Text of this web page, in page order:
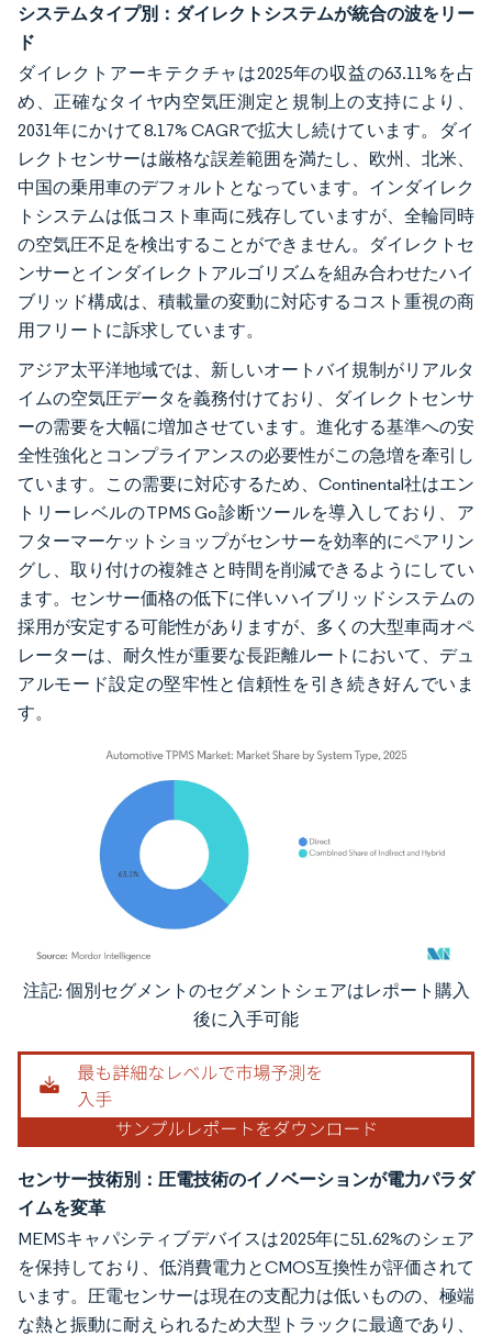
システムタイプ別：ダイレクトシステムが統合の波をリー
ド
ダイレクトアーキテクチャは2025年の収益の63.11%を占
め、正確なタイヤ内空気圧測定と規制上の支持により、
2031年にかけて8.17% CAGRで拡大し続けています。ダイ
レクトセンサーは厳格な誤差範囲を満たし、欧州、北米、
中国の乗用車のデフォルトとなっています。インダイレク
トシステムは低コスト車両に残存していますが、全輪同時
の空気圧不足を検出することができません。ダイレクトセ
ンサーとインダイレクトアルゴリズムを組み合わせたハイ
ブリッド構成は、積載量の変動に対応するコスト重視の商
用フリートに訴求しています。
アジア太平洋地域では、新しいオートバイ規制がリアルタ
イムの空気圧データを義務付けており、ダイレクトセンサ
ーの需要を大幅に増加させています。進化する基準への安
全性強化とコンプライアンスの必要性がこの急増を牽引し
ています。この需要に対応するため、Continental社はエン
トリーレベルのTPMS Go診断ツールを導入しており、ア
フターマーケットショップがセンサーを効率的にペアリン
グし、取り付けの複雑さと時間を削減できるようにしてい
ます。センサー価格の低下に伴いハイブリッドシステムの
採用が安定する可能性がありますが、多くの大型車両オペ
レーターは、耐久性が重要な長距離ルートにおいて、デュ
アルモード設定の堅牢性と信頼性を引き続き好んでいま
す。
画像 © Mordor Intelligence。再利用にはCC BY 4.0の表示が必要です。
注記: 個別セグメントのセグメントシェアはレポート購入
後に入手可能
センサー技術別：圧電技術のイノベーションが電力パラダ
イムを変革
MEMSキャパシティブデバイスは2025年に51.62%のシェア
を保持しており、低消費電力とCMOS互換性が評価されて
います。圧電センサーは現在の支配力は低いものの、極端
な熱と振動に耐えられるため大型トラックに最適であり、